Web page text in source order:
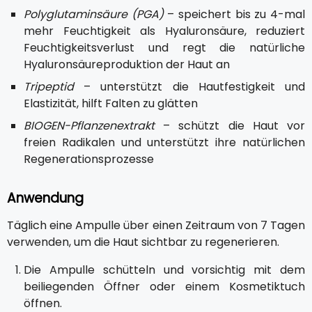
Polyglutaminsäure (PGA)– speichert bis zu 4-mal
mehr Feuchtigkeit als Hyaluronsäure, reduziert
Feuchtigkeitsverlust und regt die natürliche
Hyaluronsäureproduktion der Haut an
Tripeptid– unterstützt die Hautfestigkeit und
Elastizität, hilft Falten zu glätten
BIOGEN-Pflanzenextrakt– schützt die Haut vor
freien Radikalen und unterstützt ihre natürlichen
Regenerationsprozesse
Anwendung
Täglich eine Ampulle über einen Zeitraum von 7 Tagen
verwenden, um die Haut sichtbar zu regenerieren.
Die Ampulle schütteln und vorsichtig mit dem
beiliegenden Öffner oder einem Kosmetiktuch
öffnen.